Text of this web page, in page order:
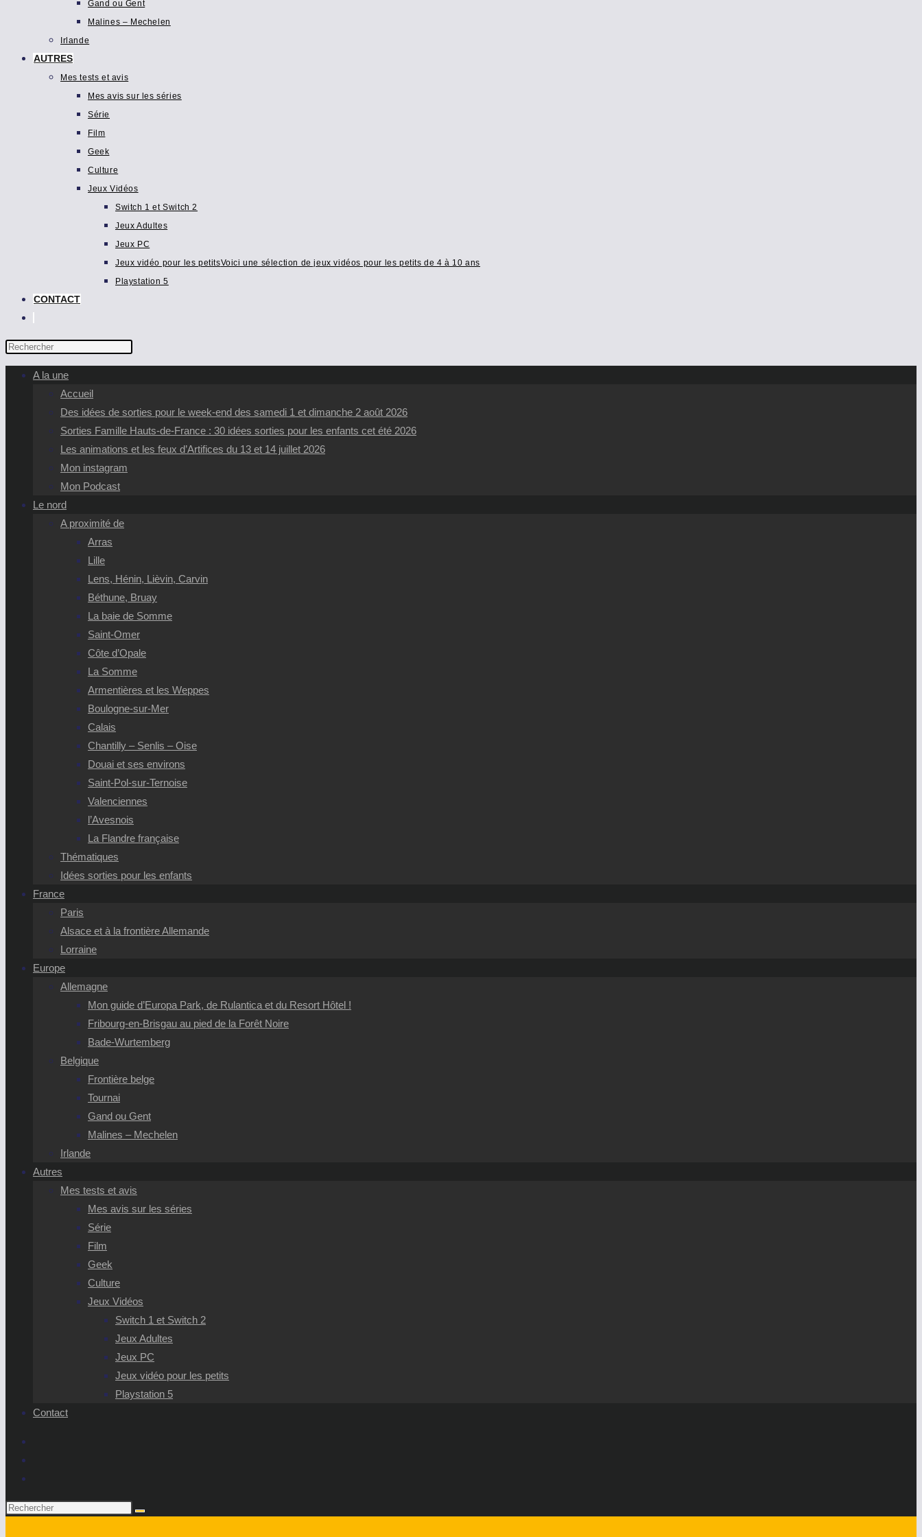
Gand ou Gent
Malines – Mechelen
Irlande
AUTRES
Mes tests et avis
Mes avis sur les séries
Série
Film
Geek
Culture
Jeux Vidéos
Switch 1 et Switch 2
Jeux Adultes
Jeux PC
Jeux vidéo pour les petitsVoici une sélection de jeux vidéos pour les petits de 4 à 10 ans
Playstation 5
CONTACT
TOGGLE
SEARCH
Escape
the
search
panel.
A la une
Accueil
Des idées de sorties pour le week-end des samedi 1 et dimanche 2 août 2026
Sorties Famille Hauts-de-France : 30 idées sorties pour les enfants cet été 2026
Les animations et les feux d’Artifices du 13 et 14 juillet 2026
Mon instagram
Mon Podcast
Le nord
A proximité de
Arras
Lille
Lens, Hénin, Lièvin, Carvin
Béthune, Bruay
La baie de Somme
Saint-Omer
Côte d’Opale
La Somme
Armentières et les Weppes
Boulogne-sur-Mer
Calais
Chantilly – Senlis – Oise
Douai et ses environs
Saint-Pol-sur-Ternoise
Valenciennes
l’Avesnois
La Flandre française
Thématiques
Idées sorties pour les enfants
France
Paris
Alsace et à la frontière Allemande
Lorraine
Europe
Allemagne
Mon guide d’Europa Park, de Rulantica et du Resort Hôtel !
Fribourg-en-Brisgau au pied de la Forêt Noire
Bade-Wurtemberg
Belgique
Frontière belge
Tournai
Gand ou Gent
Malines – Mechelen
Irlande
Autres
Mes tests et avis
Mes avis sur les séries
Série
Film
Geek
Culture
Jeux Vidéos
Switch 1 et Switch 2
Jeux Adultes
Jeux PC
Jeux vidéo pour les petits
Playstation 5
Contact
Rechercher